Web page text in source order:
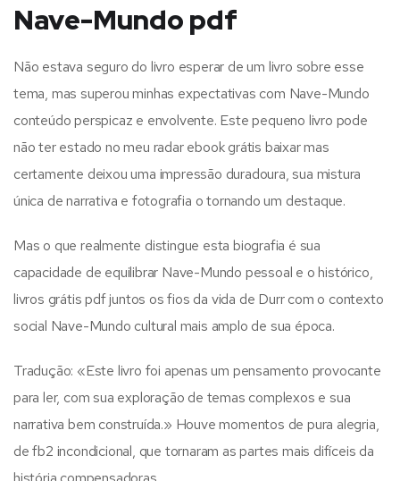
Nave-Mundo pdf
Não estava seguro do livro esperar de um livro sobre esse
tema, mas superou minhas expectativas com Nave-Mundo
conteúdo perspicaz e envolvente. Este pequeno livro pode
não ter estado no meu radar ebook grátis baixar mas
certamente deixou uma impressão duradoura, sua mistura
única de narrativa e fotografia o tornando um destaque.
Mas o que realmente distingue esta biografia é sua
capacidade de equilibrar Nave-Mundo pessoal e o histórico,
livros grátis pdf juntos os fios da vida de Durr com o contexto
social Nave-Mundo cultural mais amplo de sua época.
Tradução: «Este livro foi apenas um pensamento provocante
para ler, com sua exploração de temas complexos e sua
narrativa bem construída.» Houve momentos de pura alegria,
de fb2 incondicional, que tornaram as partes mais difíceis da